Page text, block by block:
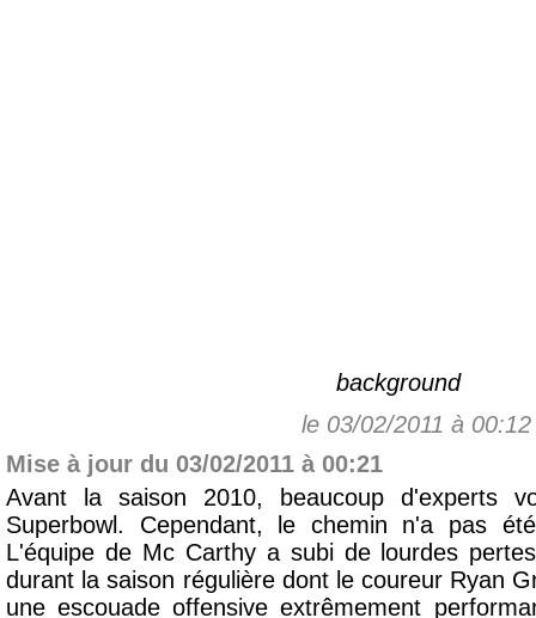
background
le 03/02/2011 à
Mise à jour du 03/02/2011 à 00:21
Avant la saison 2010, beaucoup d'experts
Superbowl. Cependant, le chemin n'a pas
L'équipe de Mc Carthy a subi de lourdes
durant la saison régulière dont le coureur Ryan
une escouade offensive extrêmement